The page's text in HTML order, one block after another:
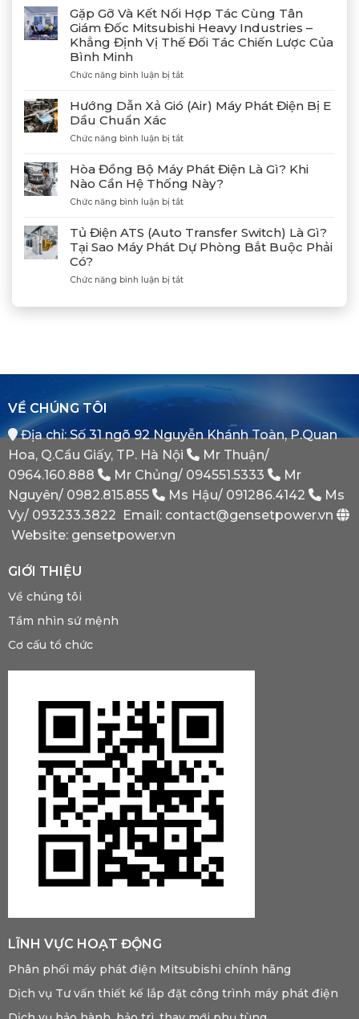
Giao
Thành
Công
4
Phát
MGS2300R
Cảng
Gặp Gỡ Và Kết Nối Hợp Tác Cùng Tân
Giám Đốc Mitsubishi Heavy Industries –
Khẳng Định Vị Thế Đối Tác Chiến Lược Của
Bình Minh
Chức năng bình luận bị tắtở
Gỡ
Và
Nối
Tác
Cùng
Tân
Giám
Mitsubishi
Heavy
Industries
Khẳng
Vị
Của
Bình
Minh
Hướng Dẫn Xả Gió (Air) Máy Phát Điện Bị E
Dầu Chuẩn Xác
Chức năng bình luận bị tắtở
Dẫn
Xả
Gió
(Air)
Phát
Bị
Dầu
Xác
Hòa Đồng Bộ Máy Phát Điện Là Gì? Khi
Nào Cần Hệ Thống Này?
Chức năng bình luận bị tắtở
Đồng
Bộ
Máy
Điện
Tủ Điện ATS (Auto Transfer Switch) Là Gì?
Tại Sao Máy Phát Dự Phòng Bắt Buộc Phải
Có?
Chức năng bình luận bị tắtở
Điện
Sao
Phát
Dự
Phòng
Bắt
Phải
Có?
VỀ CHÚNG TÔI
Địa chỉ: Số 31 ngõ 92 Nguyễn Khánh Toàn, P.Quan
Hoa, Q.Cầu Giấy, TP. Hà Nội
Mr Thuận/
0964.160.888
Mr Chủng/ 094551.5333
Mr
Nguyên/ 0982.815.855 Ms Hậu/ 091286.4142
Ms
Vy/ 093233.3822 Email: contact@gensetpower.vn
Website: gensetpower.vn
GIỚI THIỆU
Về chúng tôi
Tầm nhìn sứ mệnh
Cơ cấu tổ chức
LĨNH VỰC HOẠT ĐỘNG
Phân phối máy phát điện Mitsubishi chính hãng
Dịch vụ Tư vấn thiết kế lắp đặt công trình máy phát điện